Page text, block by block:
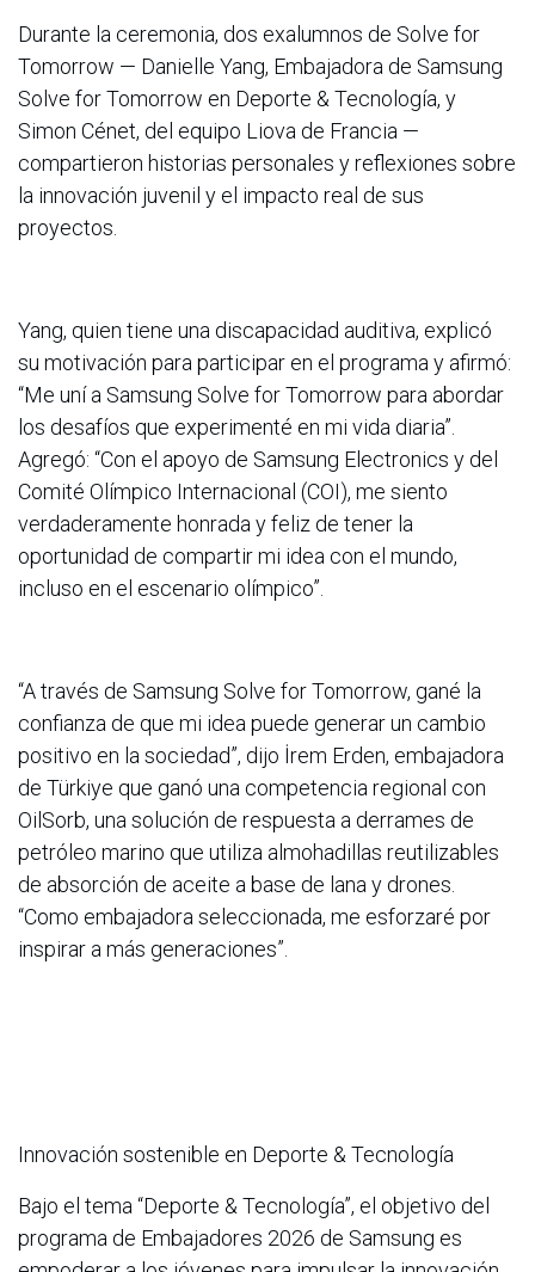
Durante la ceremonia, dos exalumnos de Solve for
Tomorrow — Danielle Yang, Embajadora de Samsung
Solve for Tomorrow en Deporte & Tecnología, y
Simon Cénet, del equipo Liova de Francia —
compartieron historias personales y reflexiones sobre
la innovación juvenil y el impacto real de sus
proyectos.
Yang, quien tiene una discapacidad auditiva, explicó
su motivación para participar en el programa y afirmó:
“Me uní a Samsung Solve for Tomorrow para abordar
los desafíos que experimenté en mi vida diaria”.
Agregó: “Con el apoyo de Samsung Electronics y del
Comité Olímpico Internacional (COI), me siento
verdaderamente honrada y feliz de tener la
oportunidad de compartir mi idea con el mundo,
incluso en el escenario olímpico”.
“A través de Samsung Solve for Tomorrow, gané la
confianza de que mi idea puede generar un cambio
positivo en la sociedad”, dijo İrem Erden, embajadora
de Türkiye que ganó una competencia regional con
OilSorb, una solución de respuesta a derrames de
petróleo marino que utiliza almohadillas reutilizables
de absorción de aceite a base de lana y drones.
“Como embajadora seleccionada, me esforzaré por
inspirar a más generaciones”.
Innovación sostenible en Deporte & Tecnología
Bajo el tema “Deporte & Tecnología”, el objetivo del
programa de Embajadores 2026 de Samsung es